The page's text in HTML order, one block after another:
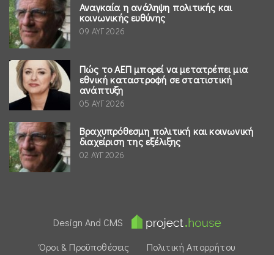
Αναγκαία η ανάληψη πολιτικής και
κοινωνικής ευθύνης
09 ΑΥΓ 2026
Πώς το ΑΕΠ μπορεί να μετατρέπει μια
εθνική καταστροφή σε στατιστική
ανάπτυξη
05 ΑΥΓ 2026
Βραχυπρόθεσμη πολιτική και κοινωνική
διαχείριση της εξέλιξης
02 ΑΥΓ 2026
Design And CMS
Όροι & Προϋποθέσεις
Πολιτική Απορρήτου